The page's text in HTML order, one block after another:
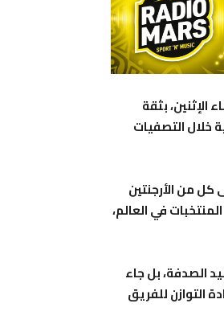
بثقة
خلال التصفيات
كل من الأرجنتين
في العالم،
لأول مرة منذ نسخة 2010 لم يكن وليد الصدفة، بل جاء
2024، بعدما نجح في إعادة التوازن للفريق